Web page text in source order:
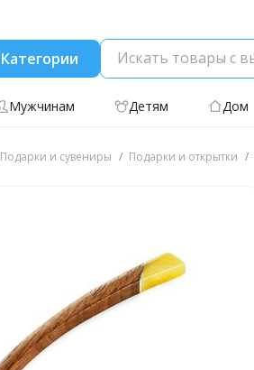
Категории
Мужчинам Детям Дом
Подарки и сувениры Подарки и открытки